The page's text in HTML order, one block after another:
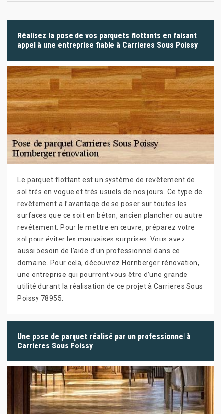
Réalisez la pose de vos parquets flottants en faisant
appel à une entreprise fiable à Carrieres Sous Poissy
Le parquet flottant est un système de revêtement de
sol très en vogue et très usuels de nos jours. Ce type de
revêtement a l’avantage de se poser sur toutes les
surfaces que ce soit en béton, ancien plancher ou autre
revêtement. Pour le mettre en œuvre, préparez votre
sol pour éviter les mauvaises surprises. Vous avez
aussi besoin de l’aide d’un professionnel dans ce
domaine. Pour cela, découvrez Hornberger rénovation,
une entreprise qui pourront vous être d’une grande
utilité durant la réalisation de ce projet à Carrieres Sous
Poissy 78955.
Une pose de parquet réalisé par un professionnel à
Carrieres Sous Poissy